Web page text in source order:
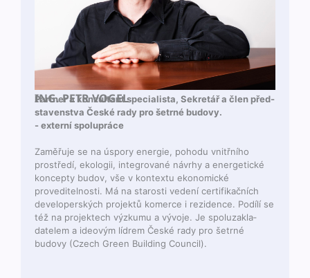
ING. PETR VOGEL
Part­ner a konzul­tant spe­cial­ista, Sekretář a člen před­
staven­st­va České rady pro šetrné budovy.
- externí spolupráce
Zaměřu­je se na úspory energie, poho­du vnitřního
prostředí, ekologii, inte­grované návrhy a ener­get­ické
kon­cep­ty budov, vše v kon­tex­tu eko­nom­ické
proveditel­nos­ti. Má na starosti vedení cer­ti­fikačních
devel­op­er­ských pro­jek­tů komerce i rezi­dence. Podílí se
též na pro­jek­tech výzku­mu a vývo­je. Je spoluza­k­la­
datelem a ideovým lídrem České rady pro šetrné
budovy (Czech Green Build­ing Council).